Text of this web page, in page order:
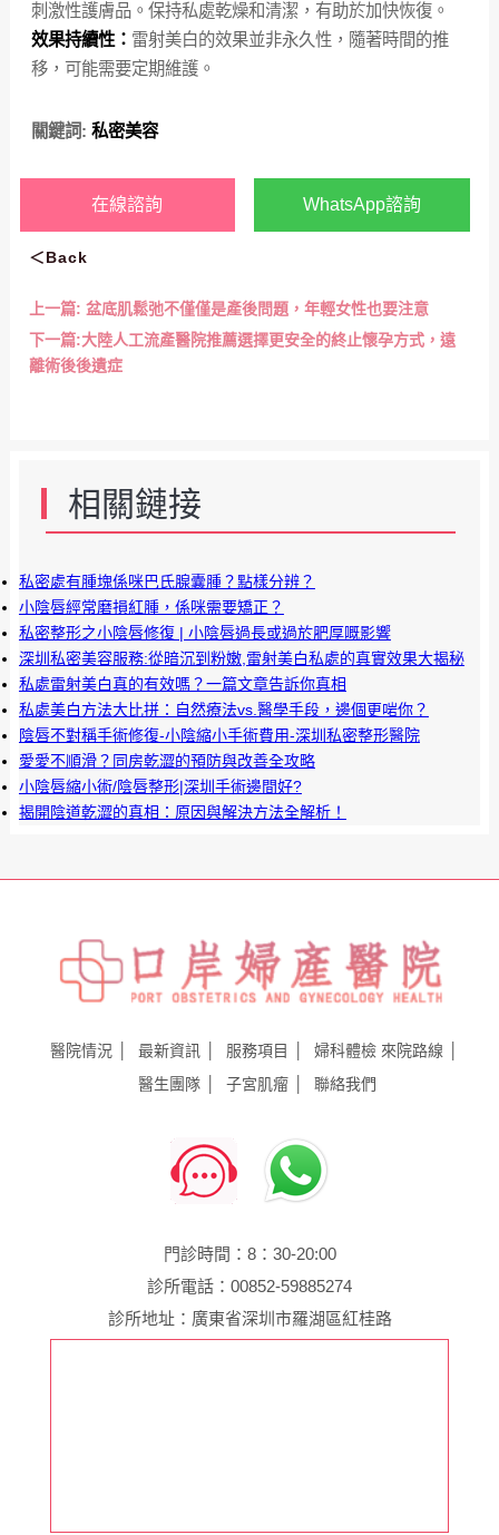
刺激性護膚品。保持私處乾燥和清潔，有助於加快恢復。
效果持續性： 雷射美白的效果並非永久性，隨著時間的推
移，可能需要定期維護。
關鍵詞: 私密美容
在線諮詢 WhatsApp諮詢
＜Back
上一篇: 盆底肌鬆弛不僅僅是產後問題，年輕女性也要注意
下一篇:大陸人工流產醫院推薦選擇更安全的終止懷孕方式，遠
離術後後遺症
相關鏈接
私密處有腫塊係咪巴氏腺囊腫？點樣分辨？
小陰唇經常磨損紅腫，係咪需要矯正？
私密整形之小陰唇修復 | 小陰唇過長或過於肥厚嘅影響
深圳私密美容服務:從暗沉到粉嫩,雷射美白私處的真實效果大揭秘
私處雷射美白真的有效嗎？一篇文章告訴你真相
私處美白方法大比拼：自然療法vs.醫學手段，邊個更啱你？
陰唇不對稱手術修復-小陰縮小手術費用-深圳私密整形醫院
愛愛不順滑？同房乾澀的預防與改善全攻略
小陰唇縮小術/陰唇整形|深圳手術邊間好?
揭開陰道乾澀的真相：原因與解決方法全解析！
醫院情況 最新資訊 服務項目 婦科體檢 來院路線
醫生團隊
子宮肌瘤 聯絡我們
門診時間：8：30-20:00
診所電話：00852-59885274
診所地址：廣東省深圳市羅湖區紅桂路